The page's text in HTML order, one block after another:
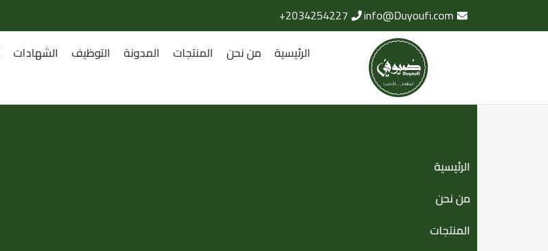
info@Duyoufi.com
2034254227+
الرئيسية
من نحن المنتجات المدونة التوظيف الشهادات
الرئيسية
من نحن
المنتجات